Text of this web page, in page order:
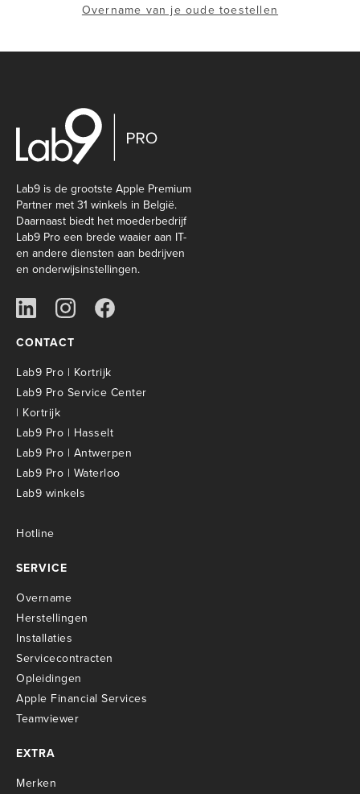
Overname van je oude toestellen
Lab9 is de grootste Apple Premium
Partner met 31 winkels in België.
Daarnaast biedt het moederbedrijf
Lab9 Pro een brede waaier aan IT-
en andere diensten aan bedrijven
en onderwijsinstellingen.
CONTACT
Lab9 Pro | Kortrijk
Lab9 Pro Service Center
| Kortrijk
Lab9 Pro | Hasselt
Lab9 Pro | Antwerpen
Lab9 Pro | Waterloo
Lab9 winkels
Hotline
SERVICE
Overname
Herstellingen
Installaties
Servicecontracten
Opleidingen
Apple Financial Services
Teamviewer
EXTRA
Merken